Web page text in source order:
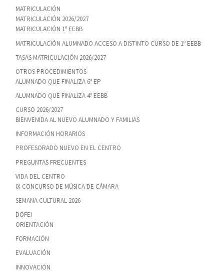
MATRICULACIÓN
MATRICULACIÓN 2026/2027
MATRICULACIÓN 1º EEBB
MATRICULACIÓN ALUMNADO ACCESO A DISTINTO CURSO DE 1º EEBB
TASAS MATRICULACIÓN 2026/2027
OTROS PROCEDIMIENTOS
ALUMNADO QUE FINALIZA 6º EP
ALUMNADO QUE FINALIZA 4º EEBB
CURSO 2026/2027
BIENVENIDA AL NUEVO ALUMNADO Y FAMILIAS
INFORMACIÓN HORARIOS
PROFESORADO NUEVO EN EL CENTRO
PREGUNTAS FRECUENTES
VIDA DEL CENTRO
IX CONCURSO DE MÚSICA DE CÁMARA
SEMANA CULTURAL 2026
DOFEI
ORIENTACIÓN
FORMACIÓN
EVALUACIÓN
INNOVACIÓN